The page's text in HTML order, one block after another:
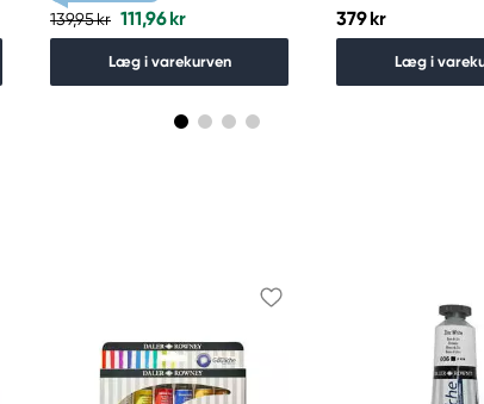
139,95 kr 111,96 kr
Læg i varekurven
379 kr
Læg i